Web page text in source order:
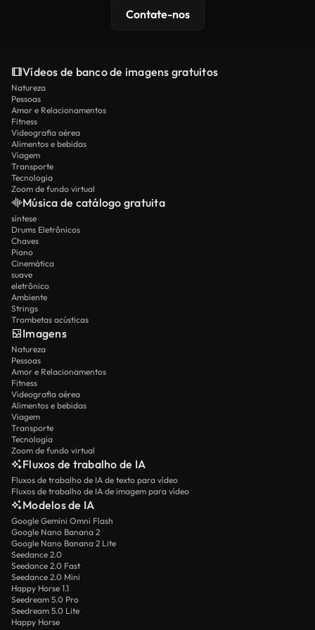
Contate-nos
Vídeos de banco de imagens gratuitos
Natureza
Pessoas
Amor e Relacionamentos
Fitness
Videografia aérea
Alimentos e bebidas
Viagem
Transporte
Tecnologia
Zoom de fundo virtual
Música de catálogo gratuita
síntese
Drums Eletrônicos
Chaves
Piano
Cinemática
suave
eletrônico
Ambiente
Strings
Trombetas acústicas
Imagens
Natureza
Pessoas
Amor e Relacionamentos
Fitness
Videografia aérea
Alimentos e bebidas
Viagem
Transporte
Tecnologia
Zoom de fundo virtual
Fluxos de trabalho de IA
Fluxos de trabalho de IA de texto para vídeo
Fluxos de trabalho de IA de imagem para vídeo
Modelos de IA
Google Gemini Omni Flash
Google Nano Banana 2
Google Nano Banana 2 Lite
Seedance 2.0
Seedance 2.0 Fast
Seedance 2.0 Mini
Happy Horse 1.1
Seedream 5.0 Pro
Seedream 5.0 Lite
Happy Horse